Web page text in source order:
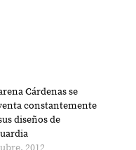
Cárdenas se
constantemente
diseños de